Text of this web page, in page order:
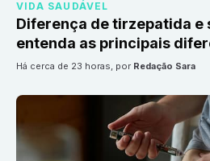
VIDA SAUDÁVEL
Diferença de tirzepatida e
entenda as principais
há cerca de 23 horas, por Redação Sara